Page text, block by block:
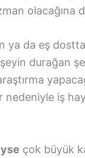
olacağına
ya da eş
durağan
nedeniyle iş
çok büyük